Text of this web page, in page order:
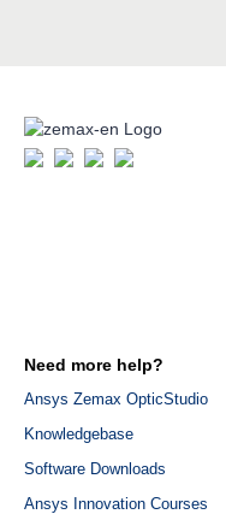
Need more help?
Ansys Zemax OpticStudio
Knowledgebase
Software Downloads
Ansys Innovation Courses